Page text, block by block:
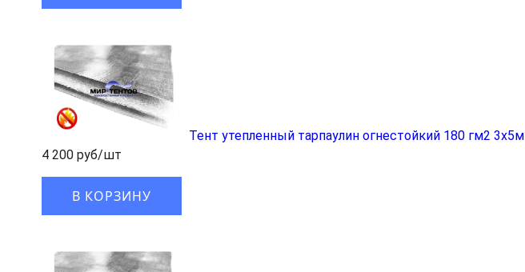
Тент утепленный тарпаулин огнестойкий 180 гм2 3x5м
4 200 руб/шт
В КОРЗИНУ